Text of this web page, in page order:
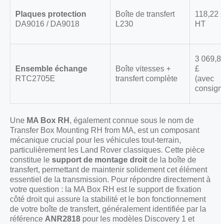
Plaques protection
DA9016 / DA9018
Boîte de transfert
L230
118,22
HT
Ensemble échange
RTC2705E
Boîte vitesses +
transfert complète
3
£
(avec
Une MA Box RH , également connue sous le nom de
Transfer Box Mounting RH from MA, est un composant
mécanique crucial pour les véhicules tout-terrain,
particulièrement les Land Rover classiques. Cette pièce
constitue le support de montage droit de la boîte de
transfert, permettant de maintenir solidement cet élément
essentiel de la transmission. Pour répondre directement à
votre question : la MA Box RH est le support de fixation
côté droit qui assure la stabilité et le bon fonctionnement
de votre boîte de transfert, généralement identifiée par la
référence ANR2818 pour les modèles Discovery 1 et